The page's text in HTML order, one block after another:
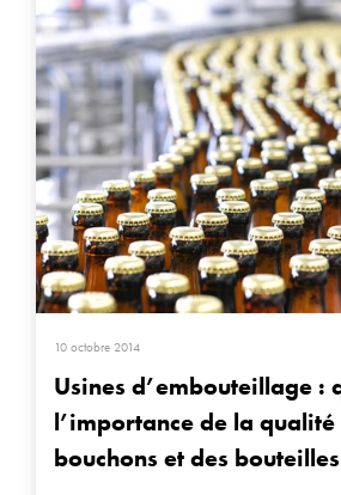
10 octobre 2014
Usines d’embouteillage :
l’importance de la qualité
bouchons et des